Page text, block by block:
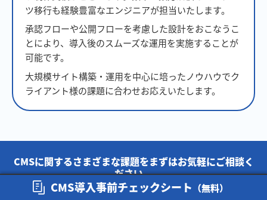
ツ移行も経験豊富なエンジニアが担当いたします。
承認フローや公開フローを考慮した設計をおこなうこ
とにより、導入後のスムーズな運用を実施することが
可能です。
大規模サイト構築・運用を中心に培ったノウハウでク
ライアント様の課題に合わせお応えいたします。
CMSに関するさまざまな課題をまずはお気軽にご相談く
ださい。
御社にあった、
CMS導入事前チェックシート （無料）